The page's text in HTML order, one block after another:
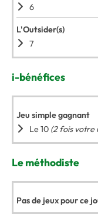
6
L'Outsider(s)
7
i-bénéfices
Jeu simple gagnant
Le 10 (2 fois votre
Le méthodiste
Pas de jeux pour ce